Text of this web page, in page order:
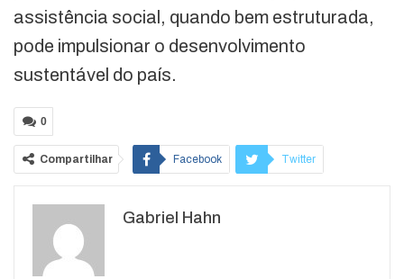
assistência social, quando bem estruturada,
pode impulsionar o desenvolvimento
sustentável do país.
0
Compartilhar Facebook Twitter
WhatsApp
Gabriel Hahn